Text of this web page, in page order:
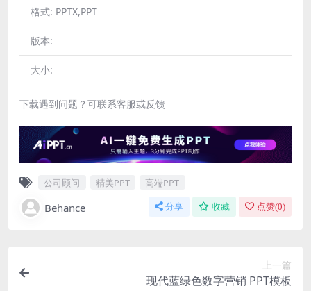
格式: PPTX,PPT
版本:
大小:
下载遇到问题？可联系客服或反馈
公司顾问 精美PPT 高端PPT
Behance 分享 收藏 点赞(0)
上一篇
现代蓝绿色数字营销 PPT模板